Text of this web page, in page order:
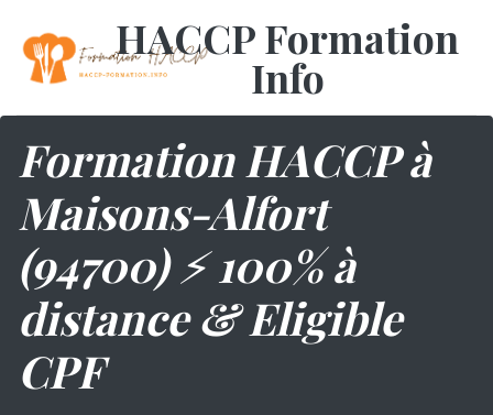
HACCP Formation
Info
Formation HACCP à
Maisons-Alfort
(94700) ⚡ 100% à
distance & Eligible
CPF